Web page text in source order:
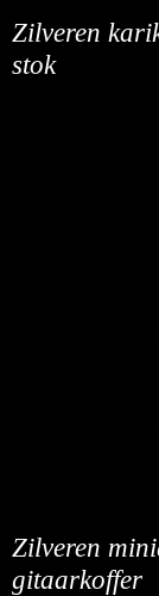
Zilveren
stok
Zilveren
gitaarkoffer